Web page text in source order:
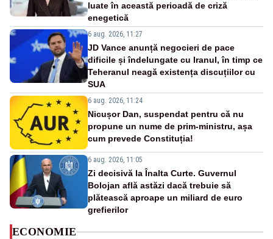
luate în această perioadă de criză
enegetică
6 aug. 2026, 11:27
JD Vance anunță negocieri de pace
dificile și îndelungate cu Iranul, în timp ce
Teheranul neagă existența discuțiilor cu
SUA
6 aug. 2026, 11:24
Nicușor Dan, suspendat pentru că nu
propune un nume de prim-ministru, așa
cum prevede Constituția!
6 aug. 2026, 11:05
Zi decisivă la Înalta Curte. Guvernul
Bolojan află astăzi dacă trebuie să
plătească aproape un miliard de euro
grefierilor
ECONOMIE